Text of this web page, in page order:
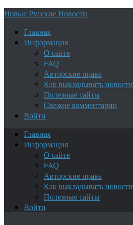
Новые Русские Новости
Главная
Информация
О сайте
FAQ
Авторские права
Как выкладывать новости
Полезные сайты
Свежие комментарии
Войти
Главная
Информация
О сайте
FAQ
Авторские права
Как выкладывать новости
Полезные сайты
Войти